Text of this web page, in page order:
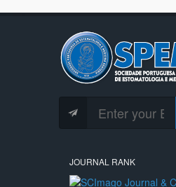
JOURNAL RANK